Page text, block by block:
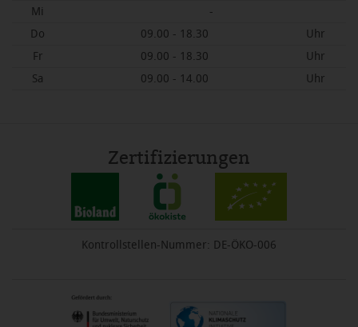
Mi
-
Do
09.00 - 18.30
Uhr
Fr
09.00 - 18.30
Uhr
Sa
09.00 - 14.00 Uhr
Zertifizierungen
Kontrollstellen-Nummer: DE-ÖKO-006